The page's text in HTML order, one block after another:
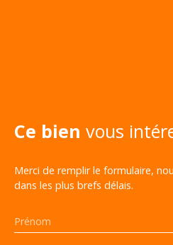
Ce bien vous
Merci de remplir le formulaire,
dans les plus brefs délais.
Prénom